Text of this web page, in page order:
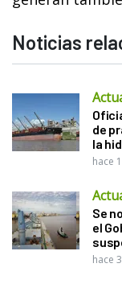
Noticias
de
la
hace
Se
el
hace